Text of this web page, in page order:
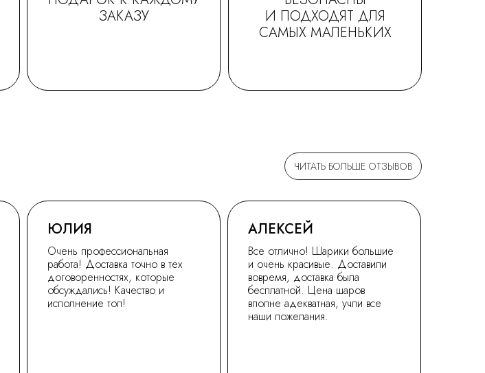
ЗАКАЗУ
И ПОДХОДЯТ ДЛЯ
САМЫХ МАЛЕНЬКИХ
ЧИТАТЬ БОЛЬШЕ ОТЗЫВОВ
ЮЛИЯ
Очень профессиональная
работа! Доставка точно в тех
договоренностях, которые
обсуждались! Качество и
исполнение топ!
АЛЕКСЕЙ
Все отлично! Шарики большие
и очень красивые. Доставили
вовремя, доставка была
бесплатной. Цена шаров
вполне адекватная, учли все
наши пожелания.